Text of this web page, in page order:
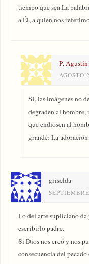
tiempo que sea.La
a Él, a quien nos
P.
AGOSTO
Si, las imágenes no
degraden al hombre,
que endiosen al
grande: La
griselda
Lo del arte supliciano
escribirlo padre.
Si Dios nos creó y nos
consecuencia del